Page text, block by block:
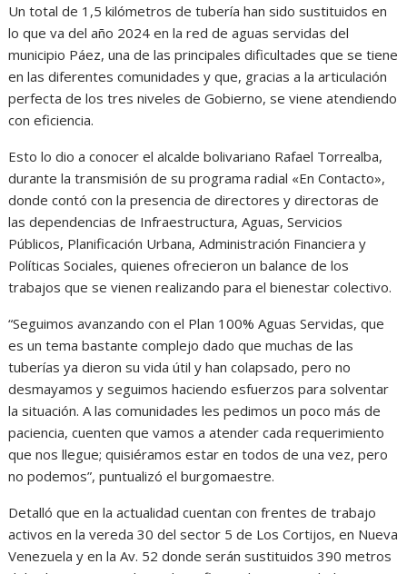
Un total de 1,5 kilómetros de tubería han sido sustituidos en
lo que va del año 2024 en la red de aguas servidas del
municipio Páez, una de las principales dificultades que se tiene
en las diferentes comunidades y que, gracias a la articulación
perfecta de los tres niveles de Gobierno, se viene atendiendo
con eficiencia.
Esto lo dio a conocer el alcalde bolivariano Rafael Torrealba,
durante la transmisión de su programa radial «En Contacto»,
donde contó con la presencia de directores y directoras de
las dependencias de Infraestructura, Aguas, Servicios
Públicos, Planificación Urbana, Administración Financiera y
Políticas Sociales, quienes ofrecieron un balance de los
trabajos que se vienen realizando para el bienestar colectivo.
“Seguimos avanzando con el Plan 100% Aguas Servidas, que
es un tema bastante complejo dado que muchas de las
tuberías ya dieron su vida útil y han colapsado, pero no
desmayamos y seguimos haciendo esfuerzos para solventar
la situación. A las comunidades les pedimos un poco más de
paciencia, cuenten que vamos a atender cada requerimiento
que nos llegue; quisiéramos estar en todos de una vez, pero
no podemos”, puntualizó el burgomaestre.
Detalló que en la actualidad cuentan con frentes de trabajo
activos en la vereda 30 del sector 5 de Los Cortijos, en Nueva
Venezuela y en la Av. 52 donde serán sustituidos 390 metros